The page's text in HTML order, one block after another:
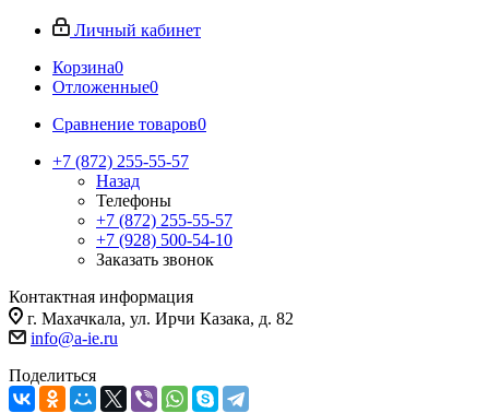
Личный кабинет
Корзина0
Отложенные0
Сравнение товаров0
+7 (872) 255-55-57
Назад
Телефоны
+7 (872) 255-55-57
+7 (928) 500-54-10
Заказать звонок
Контактная информация
г. Махачкала, ул. Ирчи Казака, д. 82
info@a-ie.ru
Поделиться